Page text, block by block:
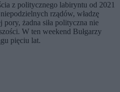
z politycznego labiryntu od 2021
rządów, władzę
pory, żadna siła polityczna nie
W ten weekend Bułgarzy
pięciu lat.